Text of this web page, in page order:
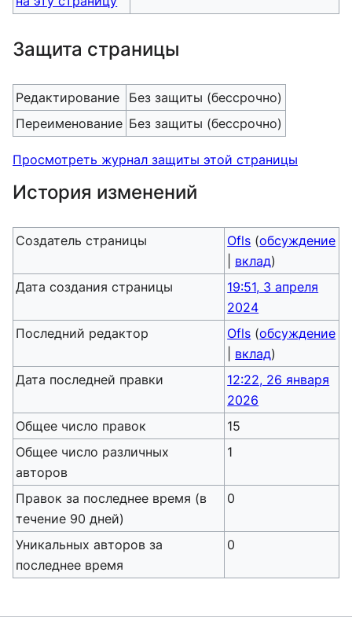
Защита страницы
Редактирование
Без защиты (бессрочно)
Переименование Без защиты (бессрочно)
Просмотреть журнал защиты этой страницы
История изменений
Создатель страницы Ofls (обсуждение
вклад)
Дата создания страницы
19:51, 3 апреля
2024
Последний редактор
Ofls (обсуждение
вклад)
Дата последней правки
12:22, 26 января
2026
Общее число правок
15
Общее число различных
авторов
1
Правок за последнее время (в
течение 90 дней)
0
Уникальных авторов за
последнее время
0